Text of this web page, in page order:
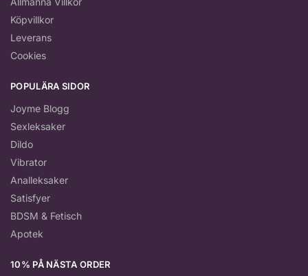
Köpvillkor
Leverans
Cookies
POPULÄRA SIDOR
Joyme Blogg
Sexleksaker
Dildo
Vibrator
Analleksaker
Satisfyer
BDSM & Fetisch
Apotek
10% PÅ NÄSTA ORDER